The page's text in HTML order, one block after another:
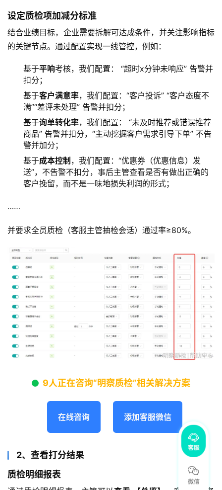
设定质检项加减分标准
结合业绩目标，企业需要拆解可达成条件，并关注影响指标
的关键节点。通过配置实现一线管控，例如：
基于平响考核，我们配置： “超时x分钟未响应” 告警并
扣分；
基于客户满意率，我们配置：“客户投诉” “客户态度不
满”“差评未处理” 告警并扣分；
基于询单转化率，我们配置： “未及时推荐或错误推荐
商品” 告警并扣分，“主动挖掘客户需求引导下单” 不告
警并加分；
基于成本控制 ，我们配置：“优惠券（优惠信息）发
送”，不告警不扣分，事后主管查看是否有做出正确的
客户挽留，而不是一味地损失利润的形式；
……
并要求全员质检（客服主管抽检会话）通过率≥80%。
9人正在咨询“明察质检”相关解决方案
在线咨询 添加客服微信
2、查看打分结果
质检明细报表